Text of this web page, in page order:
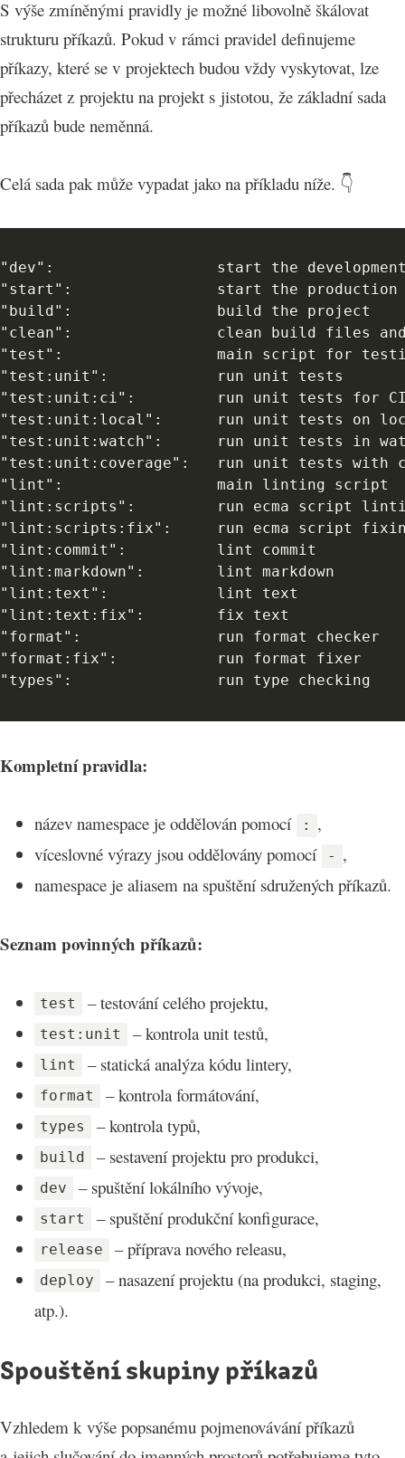
S výše zmíněnými pravidly je možné libovolně škálovat
strukturu příkazů. Pokud v rámci pravidel definujeme
příkazy, které se v projektech budou vždy vyskytovat, lze
přecházet z projektu na projekt s jistotou, že základní sada
příkazů bude neměnná.
Celá sada pak může vypadat jako na příkladu níže. 👇
"dev":                  start the
"start":                start the production
"build":                build the project
"clean":                clean build files and
"test":                 main script for
"test:unit":            run unit tests
"test:unit:ci":         run unit tests for
"test:unit:local":      run unit tests on
"test:unit:watch":      run unit tests in
"test:unit:coverage":   run unit tests with
"lint":                 main linting script
"lint:scripts":         run ecma script
"lint:scripts:fix":     run ecma script
"lint:commit":          lint commit
"lint:markdown":        lint markdown
"lint:text":            lint text
"lint:text:fix":        fix text
"format":               run format checker
"format:fix":           run format fixer
"types":                run type checking
Kompletní pravidla:
název namespace je oddělován pomocí :
,
víceslovné výrazy jsou oddělovány pomocí
- ,
namespace je aliasem na spuštění sdružených příkazů.
Seznam povinných příkazů:
test – testování celého projektu,
test:unit – kontrola unit testů,
lint – statická analýza kódu lintery,
format – kontrola formátování,
types – kontrola typů,
build – sestavení projektu pro produkci,
dev – spuštění lokálního vývoje,
start – spuštění produkční konfigurace,
release – příprava nového releasu,
deploy
– nasazení projektu (na produkci, staging,
atp.).
Spouštění skupiny příkazů
Vzhledem k výše popsanému pojmenovávání příkazů